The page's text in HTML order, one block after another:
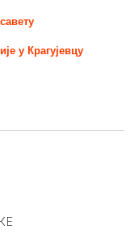
у Крагујевцу